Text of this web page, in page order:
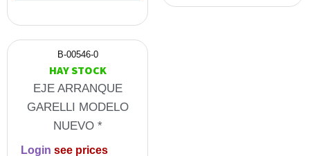
B-00546-0
HAY STOCK
EJE ARRANQUE
GARELLI MODELO
NUEVO *
Login see prices